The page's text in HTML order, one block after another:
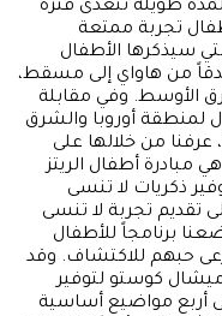
طويلة تتعدّى فترة
تجربة ممتعة
سيذكرها الأطفال
وسيعتمد البرنامج في 84 فندقاً من هاواي إلى مسقط،
الأوسط. وفي مقابلة
لمنطقة أوروبا والشرق
عرفنا من خلالها على
هذا البرنامج المميز. 1. ما هي مبادرة أطفال الريتز
ذكريات لا تنسى
تقديم تجربة لا تنسى
برنامجاً للأطفال
أعمارهم بين 4 و12 سنة يرعى حبهم للاكتشاف. وقد
كوستو لتوفير
ترتكز على أربع مواضيع أساسية